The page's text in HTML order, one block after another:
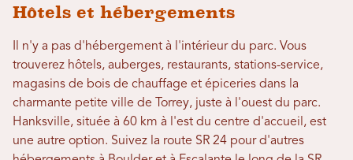
Hôtels et hébergements
Il n'y a pas d'hébergement à l'intérieur du parc. Vous
trouverez hôtels, auberges, restaurants, stations-service,
magasins de bois de chauffage et épiceries dans la
charmante petite ville de Torrey, juste à l'ouest du parc.
Hanksville, située à 60 km à l'est du centre d'accueil, est
une autre option. Suivez la route SR 24 pour d'autres